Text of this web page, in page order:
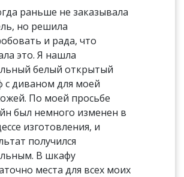
раньше не заказывала
но решила
и рада, что
это. Я нашла
белый открытый
с диваном для моей
По моей просьбе
был немного изменен в
изготовления, и
получился
В шкафу
места для всех моих